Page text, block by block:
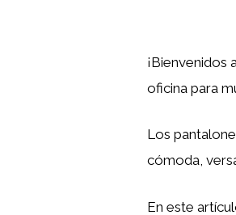
¡Bienvenidos
oficina para
Los
cómoda,
En este